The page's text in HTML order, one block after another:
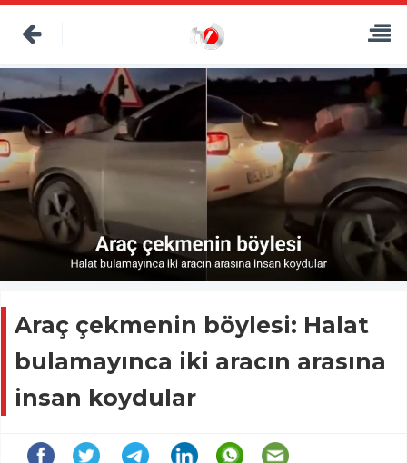
Araç çekmenin böylesi: Halat
bulamayınca iki aracın arasına
insan koydular